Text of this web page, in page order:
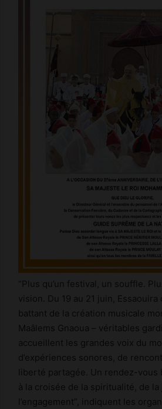
“Plus qu’un festival, un souffle.
vision. Du 19 au 21 juin,
battant de la création musicale
Maâlems Gnaoua – véritables
accueillent les grandes voix du
d’expériences sonores, de
liberté partagée. Un rendez-vous
à la croisée de la spiritualité, de
l’engagement”, indiquent les